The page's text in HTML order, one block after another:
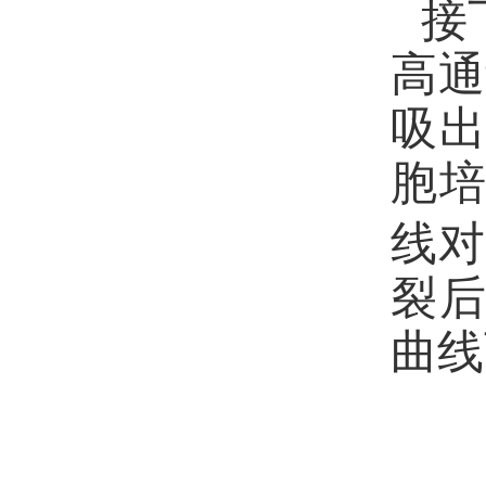
接
高
吸
胞
线
裂
曲